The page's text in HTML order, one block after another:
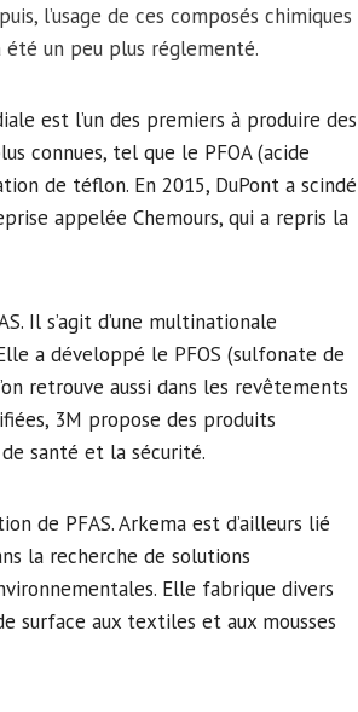
l’usage de ces composés chimiques
un peu plus réglementé.
est l’un des premiers à produire des
connues, tel que le PFOA (acide
de téflon. En 2015, DuPont a scindé
appelée Chemours, qui a repris la
Il s’agit d’une multinationale
a développé le PFOS (sulfonate de
retrouve aussi dans les revêtements
3M propose des produits
santé et la sécurité.
de PFAS. Arkema est d’ailleurs lié
la recherche de solutions
Elle fabrique divers
surface aux textiles et aux mousses